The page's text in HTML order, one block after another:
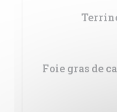
Foie gras de